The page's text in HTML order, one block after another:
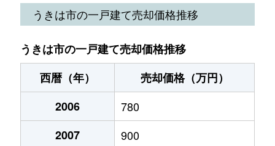
うきは市の一戸建て売却価格推移
うきは市の一戸建て売却価格推移
西暦（年）
売却価格（万円）
2006
780
2007
900